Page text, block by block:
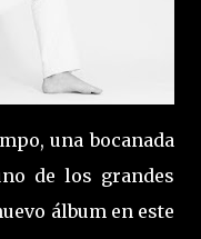
una bocanada
de los grandes
álbum en este